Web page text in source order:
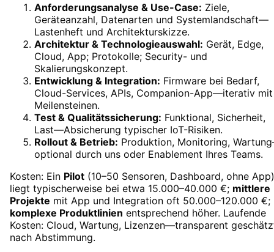
Anforderungsanalyse & Use-Case: Ziele,
Geräteanzahl, Datenarten und Systemlandschaft—
Lastenheft und Architekturskizze.
Architektur & Technologieauswahl: Gerät, Edge,
Cloud, App; Protokolle; Security- und
Skalierungskonzept.
Entwicklung & Integration: Firmware bei Bedarf,
Cloud-Services, APIs, Companion-App—iterativ mit
Meilensteinen.
Test & Qualitätssicherung: Funktional, Sicherheit,
Last—Absicherung typischer IoT-Risiken.
Rollout & Betrieb: Produktion, Monitoring,
optional durch uns oder Enablement Ihres Teams.
Kosten: Ein Pilot (10–50 Sensoren, Dashboard, ohne App)
liegt typischerweise bei etwa 15.000–40.000 €; mittlere
Projekte mit App und Integration oft 50.000–120.000 €;
komplexe Produktlinien entsprechend höher. Laufende
Kosten: Cloud, Wartung, Lizenzen—transparent
nach Abstimmung.